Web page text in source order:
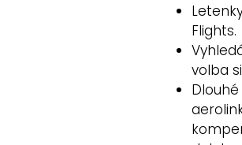
Flights.
volba